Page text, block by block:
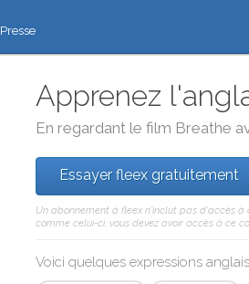
Presse
Apprenez
En regardant le film Breathe
Essayer fleex gratuitement
Un abonnement à fleex n'inclut pas d'accès à
comme celui-ci, vous devez avoir accès à ce
Voici quelques expressions